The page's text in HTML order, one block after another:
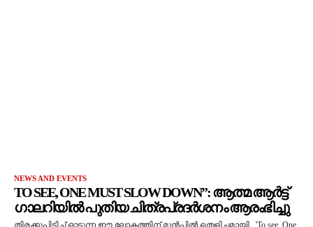
NEWS AND EVENTS
TO SEE, ONE MUST SLOW DOWN”: ആത്മ ആർട്ട്
ഗാലറിയിൽ പുതിയ ചിത്രപ്രദർശനം ആരംഭിച്ചു
തിരക്കുപിടിച്ച് ഓടുന്ന ഈ ലോകത്തിന് മുൻപിൽ തെളിച്ചമായി , 'To see, One